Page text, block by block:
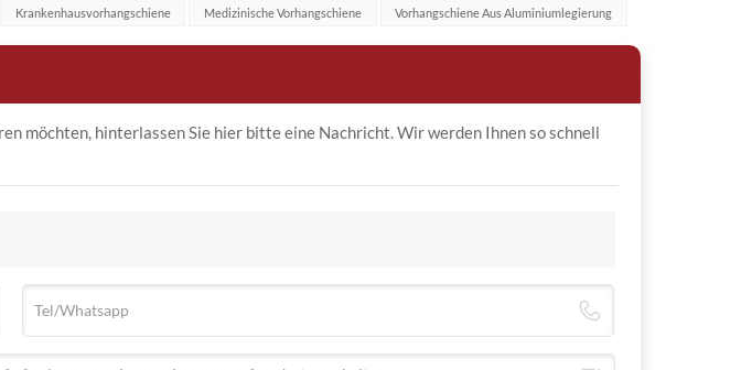
Krankenhausvorhangschiene Medizinische Vorhangschiene Vorhangschiene Aus Aluminiumlegierung
möchten, hinterlassen Sie hier bitte eine Nachricht. Wir werden Ihnen so schnell